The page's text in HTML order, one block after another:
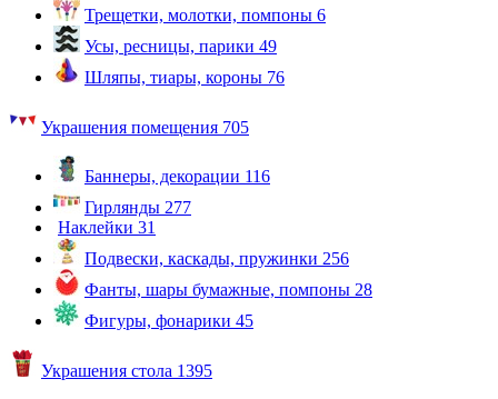
Трещетки, молотки, помпоны 6
Усы, ресницы, парики 49
Шляпы, тиары, короны 76
Украшения помещения 705
Баннеры, декорации 116
Гирлянды 277
Наклейки 31
Подвески, каскады, пружинки 256
Фанты, шары бумажные, помпоны 28
Фигуры, фонарики 45
Украшения стола 1395